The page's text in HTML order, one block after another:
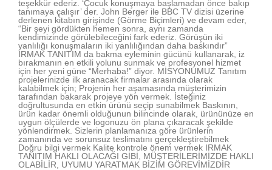
teşekkür ederiz. ‘Çocuk konuşmaya başlamadan önce bakıp
tanımaya çalışır’ der. John Berger ile BBC TV dizisi üzerine
derlenen kitabın girişinde (Görme Biçimleri) ve devam eder,
“Bir şeyi gördükten hemen sonra, aynı zamanda
kendimizinde görülebileceğini fark ederiz. Görüşün iki
yanlılığı konuşmaların iki yanlılığından daha baskındır”
IRMAK TANITIM da bakma eyleminin gücünü kullanarak, iz
bırakmanın en etkili yolunu sunmak ve profesyonel hizmet
için her yeni güne “Merhaba!” diyor. MİSYONUMUZ Tanıtım
projelerinizde ilk aranacak firmalar arasında olarak
kalabilmek için; Projenin her aşamasında müşterimizin
tarafından bakarak projeye yön vermek. İsteğiniz
doğrultusunda en etkin ürünü seçip sunabilmek Baskının,
ürün kadar önemli olduğunun bilincinde olarak, ürününüze en
uygun ölçülerde ve logonuzu ön plana çıkaracak şekilde
yönlendirmek. Sizlerin planlamanıza göre ürünlerin
zamanında ve sorunsuz teslimatını gerçekleştirebilmek
Doğru bilgi vermek Kalite kontrole önem vermek IRMAK
TANITIM HAKLI OLACAĞI GİBİ, MÜŞTERİLERİMİZDE HAKLI
OLABİLİR, UYUMU YARATMAK BİZİM GÖREVİMİZDİR